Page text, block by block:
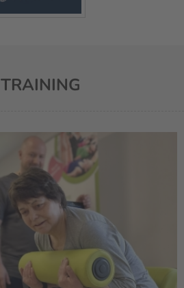
TRAINING